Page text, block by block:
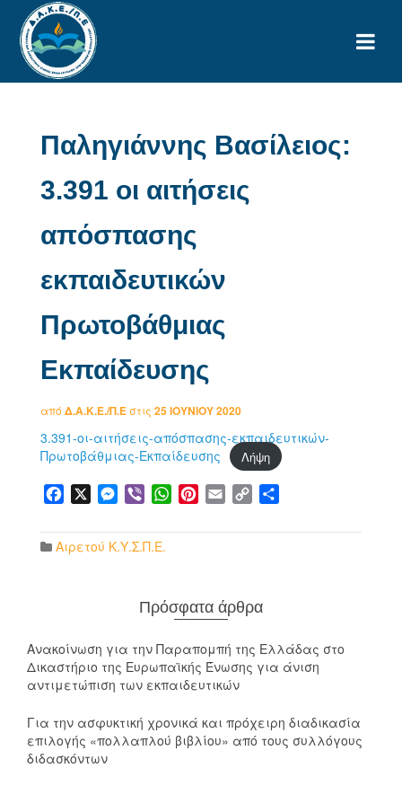
Παληγιάννης Βασίλειος:
3.391 οι αιτήσεις
απόσπασης
εκπαιδευτικών
Πρωτοβάθμιας
Εκπαίδευσης
από Δ.Α.Κ.Ε./Π.Εστις 25 ΙΟΥΝΊΟΥ 2020
3.391-οι-αιτήσεις-απόσπασης-εκπαιδευτικών-
Πρωτοβάθμιας-Εκπαίδευσης
Λήψη
Facebook Messenger
Viber WhatsApp
Pinterest
Email Copy
Αιρετού Κ.Υ.Σ.Π.Ε.
Πρόσφατα άρθρα
Ανακοίνωση για την Παραπομπή της Ελλάδας στο
Δικαστήριο της Ευρωπαϊκής Ένωσης για άνιση
αντιμετώπιση των εκπαιδευτικών
Για την ασφυκτική χρονικά και πρόχειρη διαδικασία
επιλογής «πολλαπλού βιβλίου» από τους συλλόγους
διδασκόντων